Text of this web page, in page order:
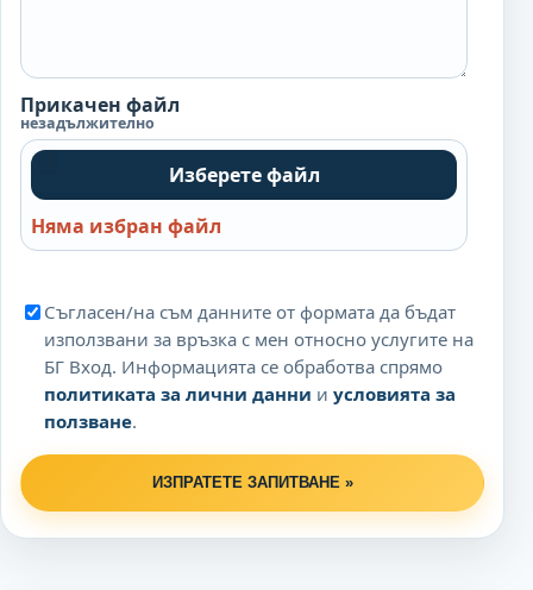
Прикачен файл
незадължително
Изберете файл
Няма избран файл
Съгласен/на съм данните от формата да бъдат
използвани за връзка с мен относно услугите на
БГ Вход. Информацията се обработва спрямо
политиката за лични данни и условията за
ползване.
ИЗПРАТЕТЕ ЗАПИТВАНЕ »